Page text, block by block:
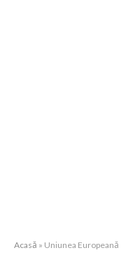
Acasă » Uniunea Europeană